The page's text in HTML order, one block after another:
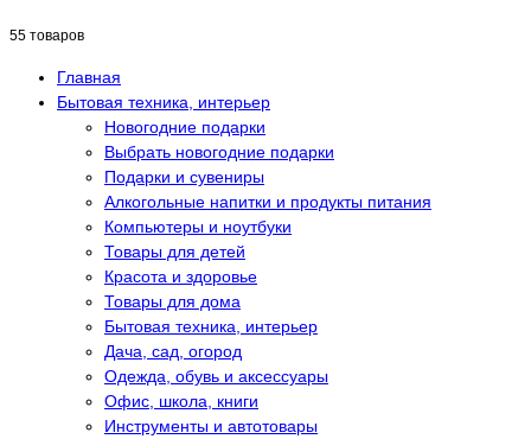
55 товаров
Главная
Бытовая техника, интерьер
Новогодние подарки
Выбрать новогодние подарки
Подарки и сувениры
Алкогольные напитки и продукты питания
Компьютеры и ноутбуки
Товары для детей
Красота и здоровье
Товары для дома
Бытовая техника, интерьер
Дача, сад, огород
Одежда, обувь и аксессуары
Офис, школа, книги
Инструменты и автотовары